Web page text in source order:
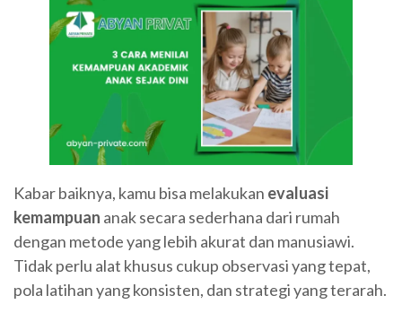
Kabar baiknya, kamu bisa melakukan evaluasi
kemampuan anak secara sederhana dari rumah
dengan metode yang lebih akurat dan manusiawi.
Tidak perlu alat khusus cukup observasi yang tepat,
pola latihan yang konsisten, dan strategi yang terarah.